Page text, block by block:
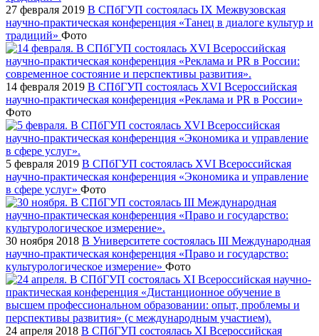
27 февраля 2019 В СПбГУП состоялась IX Межвузовская
научно-практическая конференция «Танец в диалоге культур и
традиций» Фото
14 февраля 2019 В СПбГУП состоялась XVI Всероссийская
научно-практическая конференция «Реклама и PR в России»
Фото
5 февраля 2019 В СПбГУП состоялась XVI Всероссийская
научно-практическая конференция «Экономика и управление
в сфере услуг» Фото
30 ноября 2018 В Университете состоялась III Международная
научно-практическая конференция «Право и государство:
культурологическое измерение» Фото
24 апреля 2018 В СПбГУП состоялась XI Всероссийская